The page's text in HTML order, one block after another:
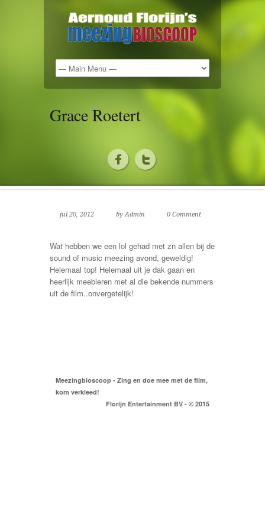
Grace Roetert
jul 20, 2012 by Admin 0 Comment
Wat hebben we een lol gehad met zn allen bij de
sound of music meezing avond, geweldig!
Helemaal top! Helemaal uit je dak gaan en
heerlijk meebleren met al die bekende nummers
uit de film..onvergetelijk!
Meezingbioscoop - Zing en doe mee met de film,
kom verkleed!
Florijn Entertainment BV - © 2015